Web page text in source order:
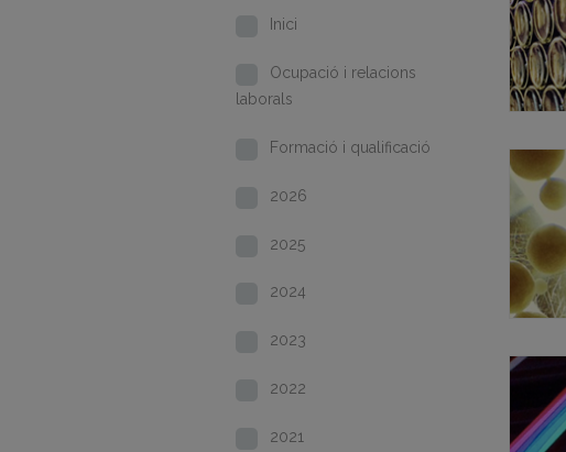
Inici
Ocupació i relacions
laborals
Formació i qualificació
2026
2025
2024
2023
2022
2021